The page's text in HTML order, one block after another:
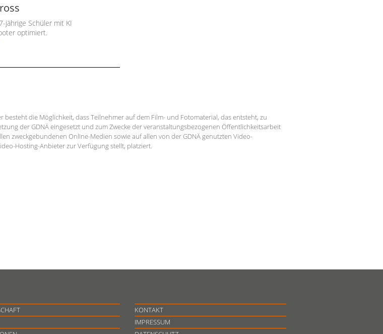
jährige Schüler mit KI
optimiert.
die Möglichkeit, dass Teilnehmer auf dem Film- und Fotomaterial, das entsteht, zu
der GDNÄ eingesetzt und zum Zwecke der veranstaltungsbezogenen Öffentlichkeitsarbeit
zweckgebundenen Online-Medien sowie auf allen von der GDNÄ genutzten Video-
Hosting-Anbieter zur Verfügung stellt, platziert.
KONTAKT
IMPRESSUM